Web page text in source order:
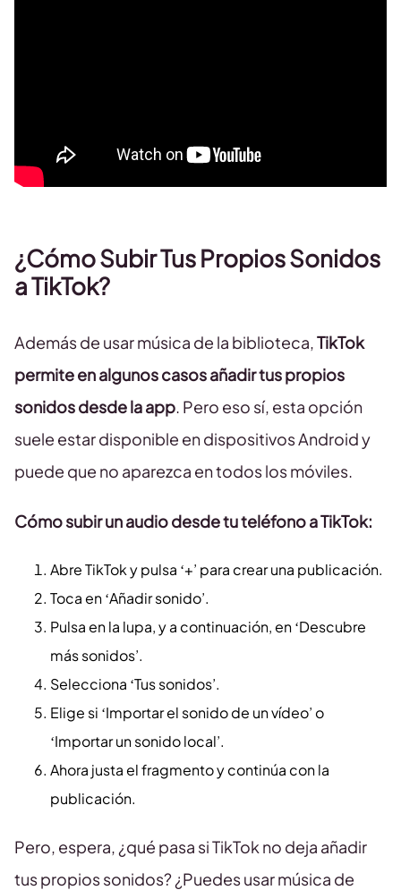
¿Cómo Subir Tus Propios Sonidos
a TikTok?
Además de usar música de la biblioteca,TikTok
permite en algunos casos añadir tus propios
sonidos desde la app. Pero eso sí, esta opción
suele estar disponible en dispositivos Android y
puede que no aparezca en todos los móviles.
Cómo subir un audio desde tu teléfono a TikTok:
Abre TikTok y pulsa ‘+’ para crear una publicación.
Toca en ‘Añadir sonido’.
Pulsa en la lupa, y a continuación, en ‘Descubre
más sonidos’.
Selecciona ‘Tus sonidos’.
Elige si ‘Importar el sonido de un vídeo’ o
‘Importar un sonido local’.
Ahora justa el fragmento y continúa con la
publicación.
Pero, espera, ¿qué pasa si TikTok no deja añadir
tus propios sonidos? ¿Puedes usar música de